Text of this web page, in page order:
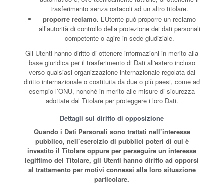
trasferimento senza ostacoli ad un altro titolare.
proporre reclamo. L’Utente può proporre un reclamo
all’autorità di controllo della protezione dei dati personali
competente o agire in sede giudiziale.
Gli Utenti hanno diritto di ottenere informazioni in merito alla
base giuridica per il trasferimento di Dati all'estero incluso
verso qualsiasi organizzazione internazionale regolata dal
diritto internazionale o costituita da due o più paesi, come ad
esempio l’ONU, nonché in merito alle misure di sicurezza
adottate dal Titolare per proteggere i loro Dati.
Dettagli sul diritto di opposizione
Quando i Dati Personali sono trattati nell’interesse
pubblico, nell’esercizio di pubblici poteri di cui è
investito il Titolare oppure per perseguire un interesse
legittimo del Titolare, gli Utenti hanno diritto ad opporsi
al trattamento per motivi connessi alla loro situazione
particolare.